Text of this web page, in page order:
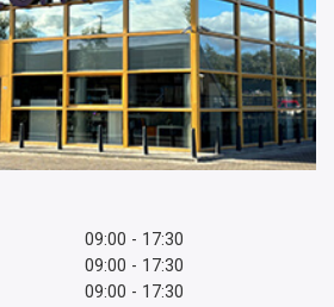
09:00 - 17:30
09:00 - 17:30
09:00 - 17:30